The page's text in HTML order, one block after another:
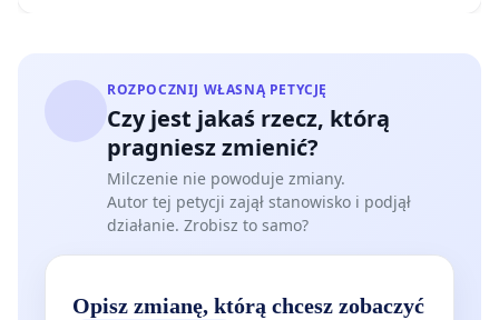
ROZPOCZNIJ WŁASNĄ PETYCJĘ
Czy jest jakaś rzecz, którą
pragniesz zmienić?
Milczenie nie powoduje zmiany.
Autor tej petycji zajął stanowisko i podjął
działanie. Zrobisz to samo?
Opisz zmianę, którą chcesz zobaczyć